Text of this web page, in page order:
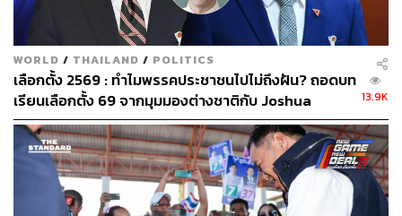
WORLD / THAILAND / POLITICS
เลือกตั้ง 2569 : ทำไมพรรคประชาชนไปไม่ถึงฝัน? ถอดบท
เรียนเลือกตั้ง 69 จากมุมมองต่างชาติกับ Joshua
Kurlantzick
13.9K